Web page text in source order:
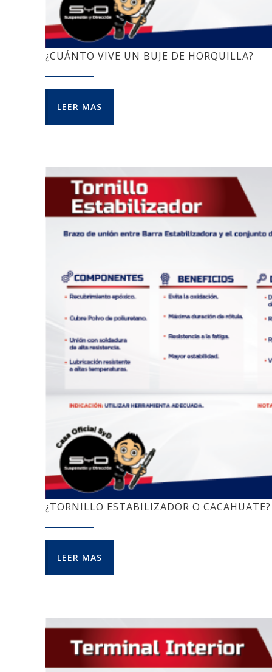
¿CUÁNTO VIVE UN BUJE DE HORQUILLA?
LEER MAS
¿TORNILLO ESTABILIZADOR O CACAHUATE?
LEER MAS